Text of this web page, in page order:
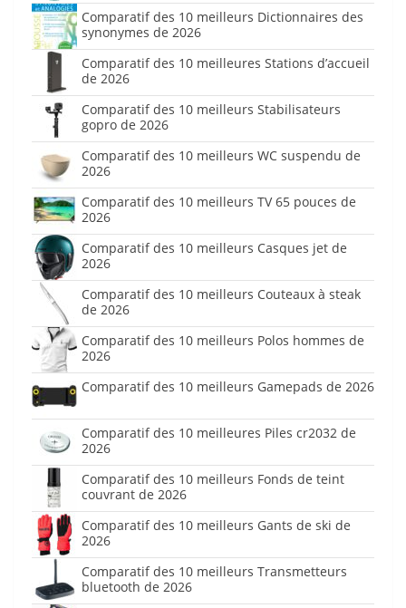
Comparatif des 10 meilleurs Dictionnaires des
synonymes de 2026
Comparatif des 10 meilleures Stations d’accueil
de 2026
Comparatif des 10 meilleurs Stabilisateurs
gopro de 2026
Comparatif des 10 meilleurs WC suspendu de
2026
Comparatif des 10 meilleurs TV 65 pouces de
2026
Comparatif des 10 meilleurs Casques jet de
2026
Comparatif des 10 meilleurs Couteaux à steak
de 2026
Comparatif des 10 meilleurs Polos hommes de
2026
Comparatif des 10 meilleurs Gamepads de 2026
Comparatif des 10 meilleures Piles cr2032 de
2026
Comparatif des 10 meilleurs Fonds de teint
couvrant de 2026
Comparatif des 10 meilleurs Gants de ski de
2026
Comparatif des 10 meilleurs Transmetteurs
bluetooth de 2026